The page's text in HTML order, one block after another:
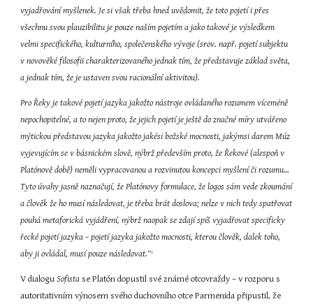
vyjadřování myšlenek. Je si však třeba hned uvědomit, že toto pojetí i přes
všechnu svou plauzibilitu je pouze naším pojetím a jako takové je výsledkem
velmi specifického, kulturního, společenského vývoje (srov. např. pojetí subjektu
v novověké filosofii charakterizovaného jednak tím, že představuje základ světa,
a jednak tím, že je ustaven svou racionální aktivitou).
Pro Řeky je takové pojetí jazyka jakožto nástroje ovládaného rozumem víceméně
nepochopitelné, a to nejen proto, že jejich pojetí je ještě do značné míry utvářeno
mýtickou představou jazyka jakožto jakési božské mocnosti, jakýmsi darem Múz
vyjevujícím se v básnickém slově, nýbrž především proto, že Řekové (alespoň v
Platónově době) neměli vypracovanou a rozvinutou koncepci myšlení či rozumu…
Tyto úvahy jasně naznačují, že Platónovy formulace, že logos sám vede zkoumání
a člověk že ho musí následovat, je třeba brát doslova; nelze v nich tedy spatřovat
pouhá metaforická vyjádření, nýbrž naopak se zdají spíš vyjadřovat specificky
řecké pojetí jazyka – pojetí jazyka jakožto mocnosti, kterou člověk, dalek toho,
aby ji ovládal, musí pouze následovat.“7
V dialogu Sofista se Platón dopustil své známé otcovraždy – v rozporu s